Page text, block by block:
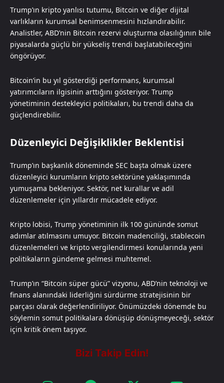
Trump’ın kripto yanlısı tutumu, Bitcoin ve diğer dijital
varlıkların kurumsal benimsenmesini hızlandırabilir.
Analistler, ABD’nin Bitcoin rezervi oluşturma olasılığının bile
piyasalarda güçlü bir yükseliş trendi başlatabileceğini
öngörüyor.
Bitcoin’in bu yıl gösterdiği performans, kurumsal
yatırımcıların ilgisinin arttığını gösteriyor. Trump
yönetiminin destekleyici politikaları, bu trendi daha da
güçlendirebilir.
Düzenleyici Değişiklikler Beklentisi
Trump’ın başkanlık döneminde SEC başta olmak üzere
düzenleyici kurumların kripto sektörüne yaklaşımında
yumuşama bekleniyor. Sektör, net kurallar ve adil
düzenlemeler için yıllardır mücadele ediyor.
Kripto lobisi, Trump yönetiminin ilk 100 gününde somut
adımlar atılmasını umuyor. Bitcoin madenciliği, stablecoin
düzenlemeleri ve kripto vergilendirmesi konularında yeni
politikaların gündeme gelmesi muhtemel.
Trump’ın “Bitcoin süper gücü” vizyonu, ABD’nin teknoloji ve
finans alanındaki liderliğini sürdürme stratejisinin bir
parçası olarak değerlendiriliyor. Önümüzdeki dönemde bu
söylemin somut politikalara dönüşüp dönüşmeyeceği, sektör
için kritik önem taşıyor.